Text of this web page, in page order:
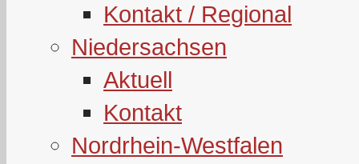
Kontakt / Regional
Niedersachsen
Aktuell
Kontakt
Nordrhein-Westfalen